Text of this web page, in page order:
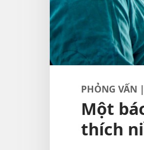
PHỎNG VẤN
Một
thích